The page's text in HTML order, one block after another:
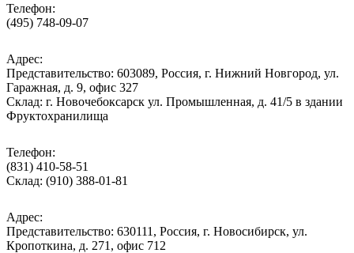
Телефон:
(495) 748-09-07
Адрес:
Представительство: 603089, Россия, г. Нижний Новгород, ул.
Гаражная, д. 9, офис 327
Склад: г. Новочебоксарск ул. Промышленная, д. 41/5 в здании
Фруктохранилища
Телефон:
(831) 410-58-51
Склад: (910) 388-01-81
Адрес:
Представительство: 630111, Россия, г. Новосибирск, ул.
Кропоткина, д. 271, офис 712